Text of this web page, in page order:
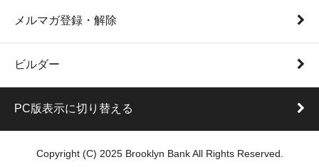
メルマガ登録・解除
ビルダー
PC版表示に切り替える
Copyright (C) 2025 Brooklyn Bank All Rights Reserved.